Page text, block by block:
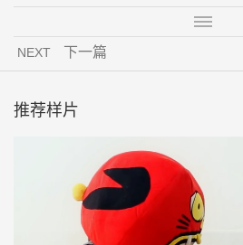
NEXT 下一篇
推荐样片